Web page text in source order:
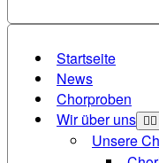
Startseite
News
Chorproben
Wir über uns
Unsere